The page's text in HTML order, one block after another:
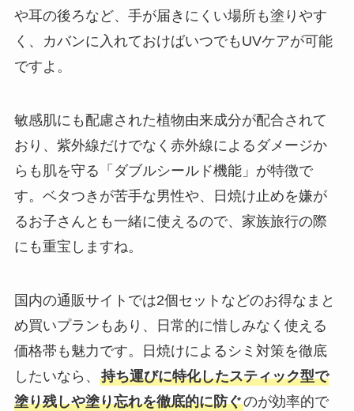
や耳の後ろなど、手が届きにくい場所も塗りやす
く、カバンに入れておけばいつでもUVケアが可能
ですよ。
敏感肌にも配慮された植物由来成分が配合されて
おり、紫外線だけでなく赤外線によるダメージか
らも肌を守る「ダブルシールド機能」が特徴で
す。ベタつきが苦手な男性や、日焼け止めを嫌が
るお子さんとも一緒に使えるので、家族旅行の際
にも重宝しますね。
国内の通販サイトでは2個セットなどのお得なまと
め買いプランもあり、日常的に惜しみなく使える
価格帯も魅力です。日焼けによるシミ対策を徹底
したいなら、 持ち運びに特化したスティック型で
塗り残しや塗り忘れを徹底的に防ぐのが効率的で